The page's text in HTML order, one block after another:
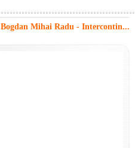
Mihai Radu - Intercontin...